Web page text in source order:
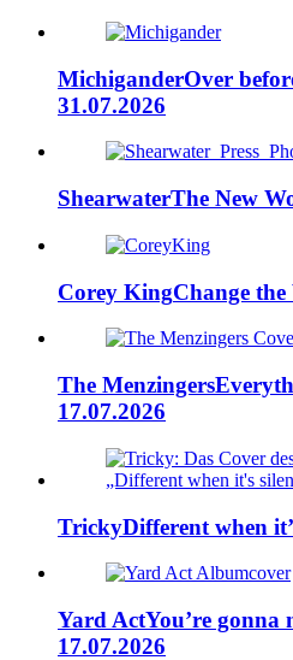
MichiganderOver
31.07.2026
ShearwaterThe New
Corey KingChange
The Menzingers
17.07.2026
TrickyDifferent when
Yard ActYou’re gonna
17.07.2026